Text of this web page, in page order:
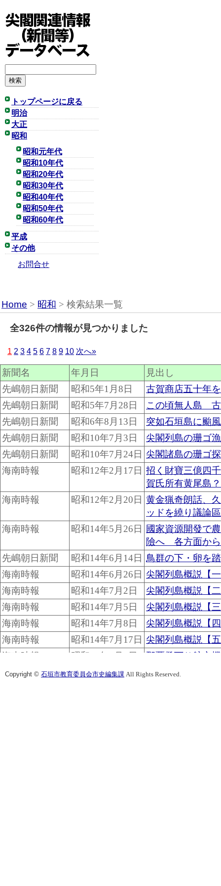
トップページに戻る
明治
大正
昭和
昭和元年代
昭和10年代
昭和20年代
昭和30年代
昭和40年代
昭和50年代
昭和60年代
平成
その他
お問合せ
Home > 昭和 > 検索結果一覧
全326件の情報が見つかりました
1 2 3 4 5 6 7 8 9 10 次へ»
新聞名 年月日
見出し
先嶋朝日新聞
昭和5年1月8日
古賀商店五十年
先嶋朝日新聞
昭和5年7月28日
この頃無人島
先嶋朝日新聞
昭和6年8月13日
突如石垣島に颱
先嶋朝日新聞
昭和10年7月3日
尖閣列島の珊ゴ
先嶋朝日新聞
昭和10年7月24日 尖閣諸島の珊ゴ
海南時報
昭和12年2月17日 招く財寶三億
賀氏所有黄尾島？
海南時報
昭和12年2月20日 黄金猟奇朗話
ッドを繞り議論
海南時報
昭和14年5月26日
國家資源開發で
險へ 各方面か
先嶋朝日新聞
昭和14年6月14日 鳥群の下・卵を
海南時報
昭和14年6月26日 尖閣列島概説【
海南時報
昭和14年7月2日
尖閣列島概説【
海南時報
昭和14年7月5日
尖閣列島概説【
海南時報
昭和14年7月8日
尖閣列島概説【
海南時報
昭和14年7月17日 尖閣列島概説【
海南時報
昭和15年2月8日
那覇發下り航空
海南時報
昭和15年2月11日 阿蘇號遭難事件
Copyright © 石垣市教育委員会市史編集課 All Rights Reserved.